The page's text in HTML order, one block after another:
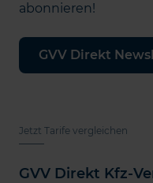
abonnieren!
GVV Direkt
Jetzt Tarife vergleichen
GVV Direkt Kfz-